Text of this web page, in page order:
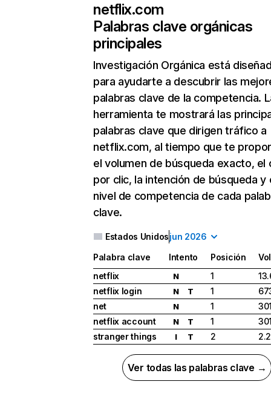
netflix.com
Palabras clave orgánicas
principales
Investigación Orgánica está
para ayudarte a descubrir las
palabras clave de la competencia.
herramienta te mostrará las
palabras clave que dirigen tráfico a
netflix.com, al tiempo que te
el volumen de búsqueda exacto, el
por clic, la intención de búsqueda y
nivel de competencia de cada
clave.
Estados Unidosjun 2026
Palabra clave Intento Posición
netflix
N 1
netflix login
N T 1
net
N 1
netflix account
N T 1
stranger things
I T 2
Ver todas las palabras clave →